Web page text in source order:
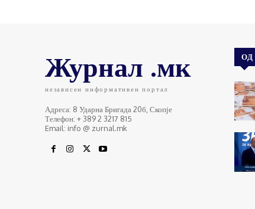
Журнал .мк
независен информативен портал
Адреса: 8 Ударна Бригада 20б, Скопје
Телефон: + 389 2 3217 815
Email: info @ zurnal.mk
ОД